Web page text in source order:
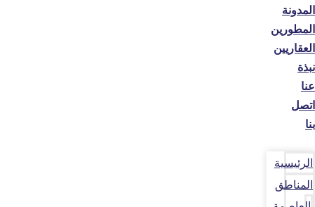
المدونة
المطورين
العقاريين
نبذة
عنا
اتصل
بنا
الرئيسية
المناطق